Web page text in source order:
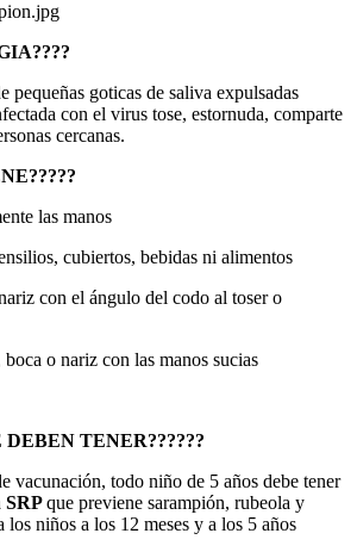
pequeñas goticas de saliva expulsadas
con el virus tose, estornuda, comparte
cercanas.
las manos
cubiertos, bebidas ni alimentos
con el ángulo del codo al toser o
boca o nariz con las manos sucias
TENER??????
vacunación, todo niño de 5 años debe tener
SRPque previene sarampión, rubeola y
los niños a los 12 meses y a los 5 años